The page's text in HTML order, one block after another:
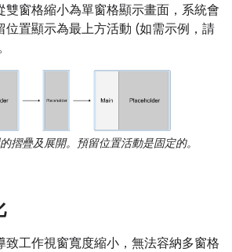
雙窗格縮小為單窗格顯示畫面，系統會
位置顯示為最上方活動 (如需示例，請
摺疊及展開。預留位置活動是固定的。
致工作視窗寬度縮小，無法容納多窗格